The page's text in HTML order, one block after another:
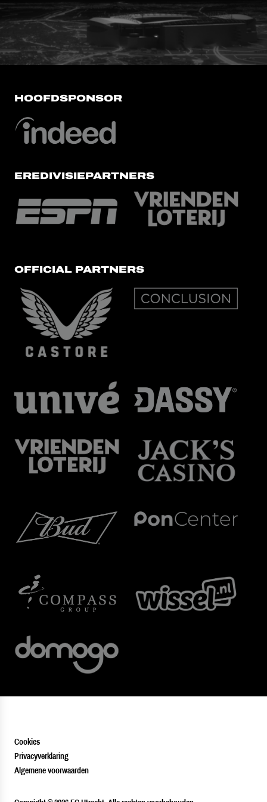
FC Utrecht<br>vanuit<br>het
HOOFDSPONSOR
EREDIVISIEPARTNERS
OFFICIAL PARTNERS
Cookies
Privacyverklaring
Algemene voorwaarden